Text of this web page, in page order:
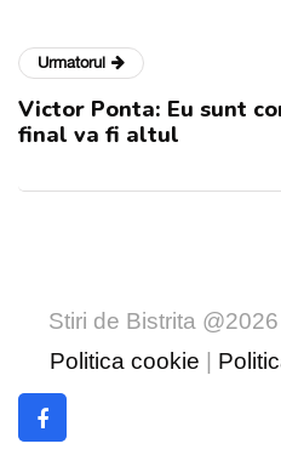
Urmatorul
Victor Ponta: Eu sunt
final va fi altul
Stiri de Bistrita @2026
Politica cookie